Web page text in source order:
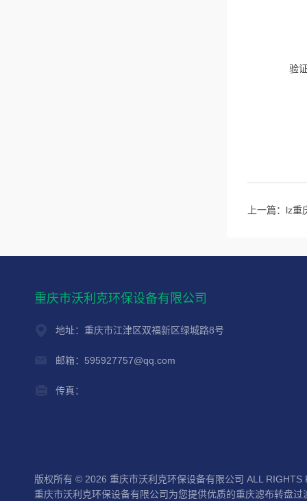
验
上一篇： lz重
重庆市沃利克环保设备有限公司
地址：重庆市江津区双福新区绿城路8号
邮箱：595927757@qq.com
传真：
版权所有 © 2026 重庆市沃利克环保设备有限公司 ALL RIGHTS
重庆市沃利克环保设备有限公司为您提供优质的重庆滤布转盘